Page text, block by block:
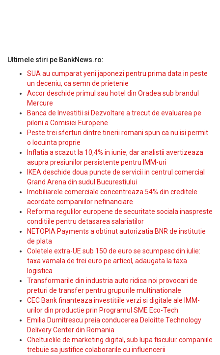
Ultimele stiri pe BankNews.ro:
SUA au cumparat yeni japonezi pentru prima data in peste
un deceniu, ca semn de prietenie
Accor deschide primul sau hotel din Oradea sub brandul
Mercure
Banca de Investitii si Dezvoltare a trecut de evaluarea pe
piloni a Comisiei Europene
Peste trei sferturi dintre tinerii romani spun ca nu isi permit
o locuinta proprie
Inflatia a scazut la 10,4% in iunie, dar analistii avertizeaza
asupra presiunilor persistente pentru IMM-uri
IKEA deschide doua puncte de servicii in centrul comercial
Grand Arena din sudul Bucurestiului
Imobiliarele comerciale concentreaza 54% din creditele
acordate companiilor nefinanciare
Reforma regulilor europene de securitate sociala inaspreste
conditiile pentru detasarea salariatilor
NETOPIA Payments a obtinut autorizatia BNR de institutie
de plata
Coletele extra-UE sub 150 de euro se scumpesc din iulie:
taxa vamala de trei euro pe articol, adaugata la taxa
logistica
Transformarile din industria auto ridica noi provocari de
preturi de transfer pentru grupurile multinationale
CEC Bank finanteaza investitiile verzi si digitale ale IMM-
urilor din productie prin Programul SME Eco-Tech
Emilia Dumitrescu preia conducerea Deloitte Technology
Delivery Center din Romania
Cheltuielile de marketing digital, sub lupa fiscului: companiile
trebuie sa justifice colaborarile cu influencerii